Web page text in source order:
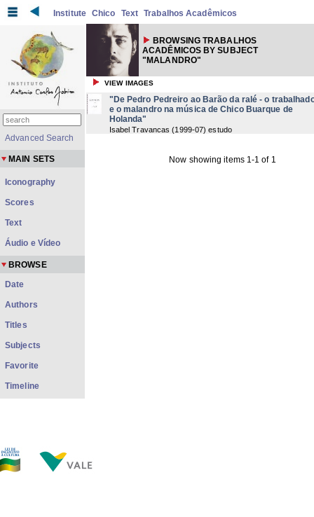
Institute Chico Text Trabalhos Acadêmicos
BROWSING TRABALHOS
ACADÊMICOS BY SUBJECT
"MALANDRO"
VIEW IMAGES
"De Pedro Pedreiro ao Barão da ralé - o
e o malandro na música de Chico Buarque de
Holanda"
Isabel Travancas (1999-07) estudo
Now showing items 1-1 of 1
Advanced Search
MAIN SETS
Iconography
Scores
Text
Áudio e Vídeo
BROWSE
Date
Authors
Titles
Subjects
Favorite
Timeline